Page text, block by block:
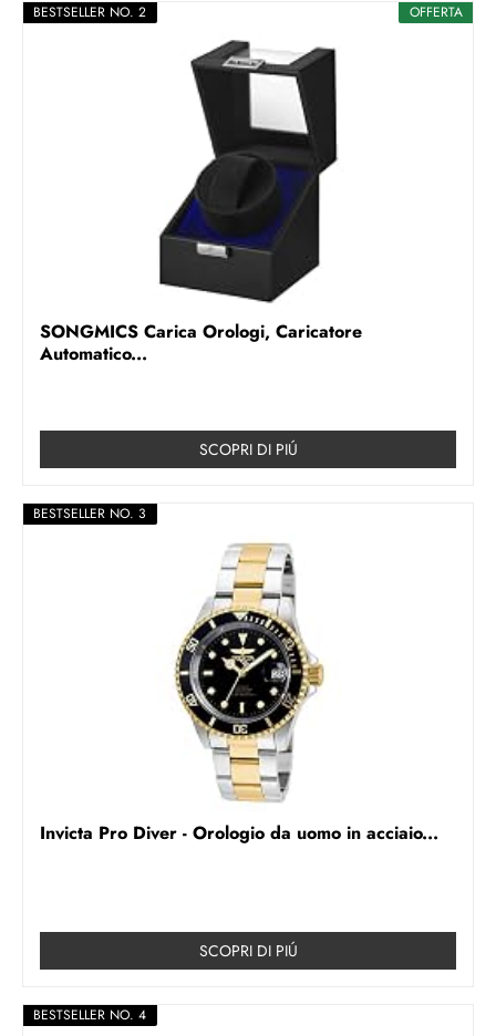
OFFERTA
BESTSELLER NO. 2
SONGMICS Carica Orologi, Caricatore
Automatico...
SCOPRI DI PIÚ
BESTSELLER NO. 3
Invicta Pro Diver - Orologio da uomo in acciaio...
SCOPRI DI PIÚ
BESTSELLER NO. 4